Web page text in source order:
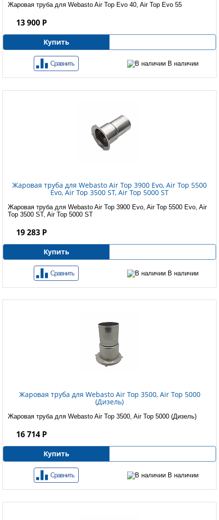
Жаровая труба для Webasto Air Top Evo 40, Air Top Evo 55
13 900 Р
Купить
Сравнить В наличии
Жаровая труба для Webasto Air Top 3900 Evo, Air Top 5500
Evo, Air Top 3500 ST, Air Top 5000 ST
Жаровая труба для Webasto Air Top 3900 Evo, Air Top 5500 Evo, Air
Top 3500 ST, Air Top 5000 ST
19 283 Р
Купить
Сравнить В наличии
Жаровая труба для Webasto Air Top 3500, Air Top 5000
(Дизель)
Жаровая труба для Webasto Air Top 3500, Air Top 5000 (Дизель)
16 714 Р
Купить
Сравнить В наличии